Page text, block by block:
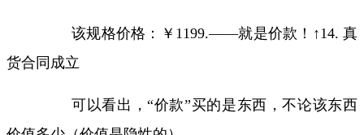
该规格价格：￥ 1199.——就是价款！↑14.真
货合同成立
可以看出，“价款”买的是东西，不论该东西